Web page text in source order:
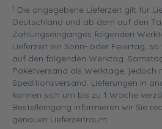
1 Die angegebene Lieferzeit gilt für
Deutschland und ab dem auf den
Zahlungseinganges folgenden
Lieferzeit ein Sonn- oder Feiertag,
auf den folgenden Werktag.
Paketversand als Werktage, jedoch
Speditionsversand. Lieferungen in
können sich um bis zu 1 Woche
Bestelleingang informieren wir Sie
genauen Lieferzeitraum.